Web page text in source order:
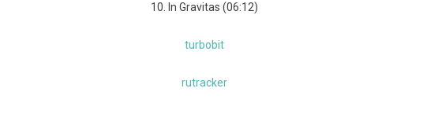
10. In Gravitas (06:12)
turbobit
rutracker